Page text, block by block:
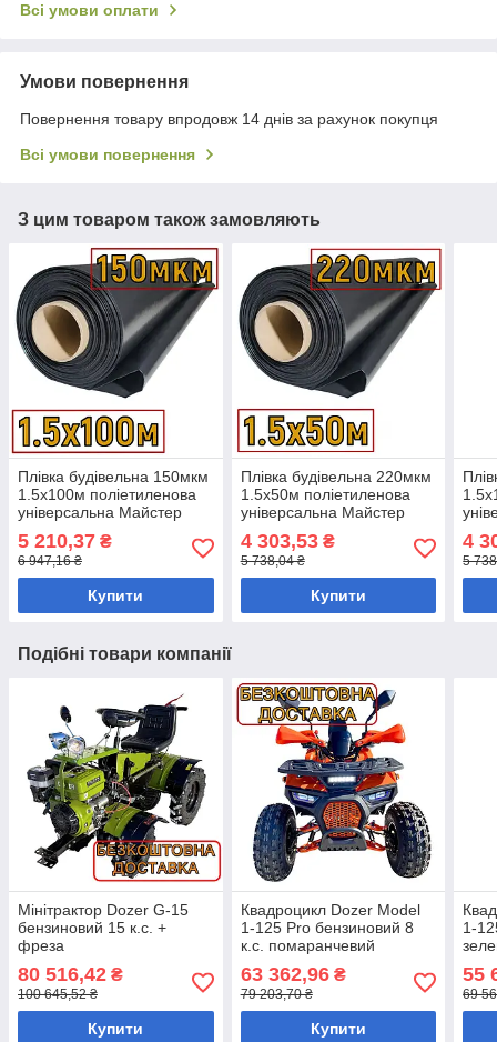
Всі умови оплати
Умови повернення
Повернення товару впродовж 14 днів за рахунок покупця
Всі умови повернення
З цим товаром також замовляють
Плівка будівельна 150мкм
1.5х100м поліетиленова
універсальна Майстер
5 210,37 ₴
6 947,16 ₴
Купити
Плівка будівельна 220мкм
1.5х50м поліетиленова
універсальна Майстер
4 303,53₴
5 738,04 ₴
Купити
4
5
Подібні товари компанії
Мінітрактор Dozer G-15
бензиновий 15 к.с. +
фреза
80 516,42 ₴
100 645,52 ₴
Купити
Квадроцикл Dozer Model
1-125 Pro бензиновий 8
к.с. помаранчевий
63 362,96₴
79 203,70 ₴
Купити
1-
55
69